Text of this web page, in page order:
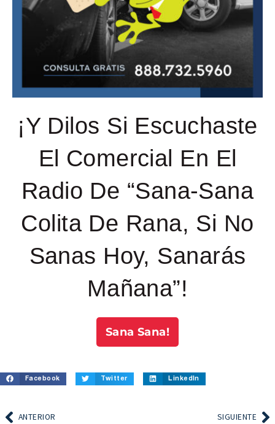
¡Y Dilos Si Escuchaste
El Comercial En El
Radio De “Sana-Sana
Colita De Rana, Si No
Sanas Hoy, Sanarás
Mañana”!
Sana Sana!
Facebook Twitter LinkedIn
ANTERIOR SIGUIENTE